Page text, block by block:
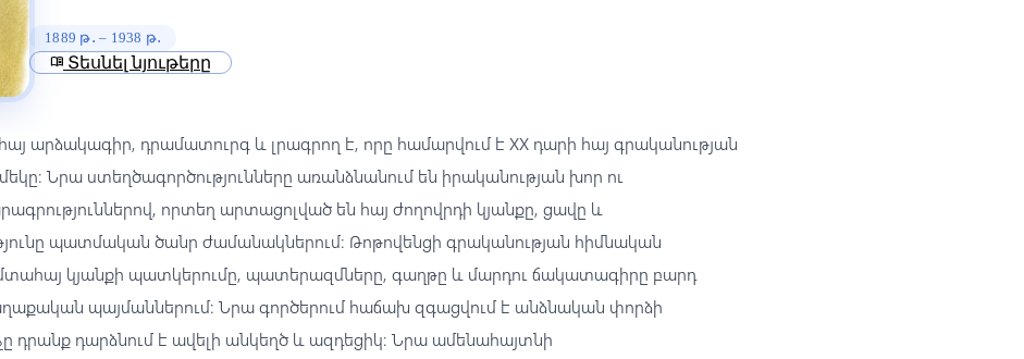
1889 թ․ – 1938 թ․
menu_book Տեսնել նյութերը
արձակագիր, դրամատուրգ և լրագրող է, որը համարվում է XX դարի հայ գրականության
Նրա ստեղծագործությունները առանձնանում են իրականության խոր ու
որտեղ արտացոլված են հայ ժողովրդի կյանքը, ցավը և
պատմական ծանր ժամանակներում։ Թոթովենցի գրականության հիմնական
կյանքի պատկերումը, պատերազմները, գաղթը և մարդու ճակատագիրը բարդ
պայմաններում։ Նրա գործերում հաճախ զգացվում է անձնական փորձի
դրանք դարձնում է ավելի անկեղծ և ազդեցիկ։ Նրա ամենահայտնի